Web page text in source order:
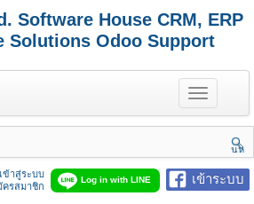
Software House CRM, ERP
Solutions Odoo Support
T
o
g
e
n
a
นห
า
เข้าระบบ
Log in with LINE
เข้าสู่ระบบ
ครสมาชิก